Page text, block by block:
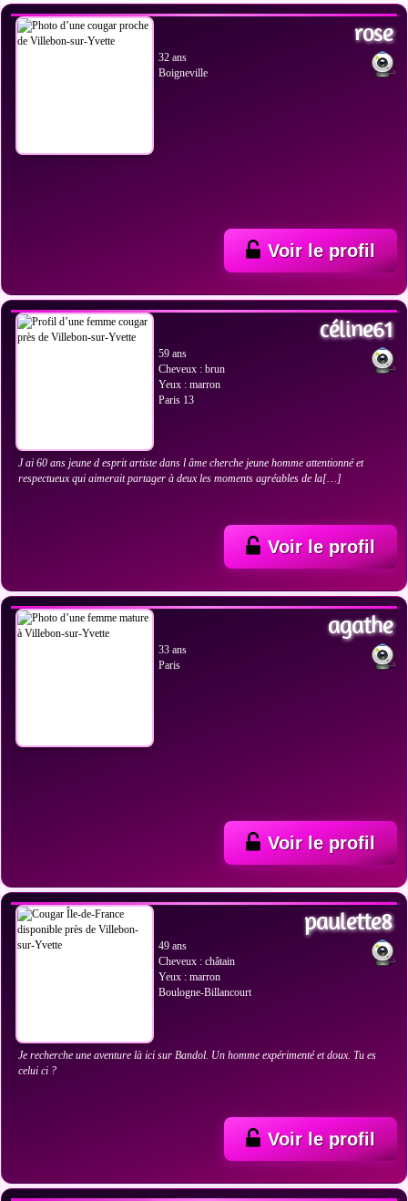
rose
32 ans
Boigneville
Voir le profil
céline61
59 ans
Cheveux : brun
Yeux : marron
Paris 13
J ai 60 ans jeune d esprit artiste dans l âme cherche jeune homme attentionné et
respectueux qui aimerait partager à deux les moments agréables de la[…]
Voir le profil
agathe
33 ans
Paris
Voir le profil
VOIR LES PHOTOS
paulette8
49 ans
Cheveux : châtain
Yeux : marron
Boulogne-Billancourt
Je recherche une aventure là ici sur Bandol. Un homme expérimenté et doux. Tu es
celui ci ?
Voir le profil